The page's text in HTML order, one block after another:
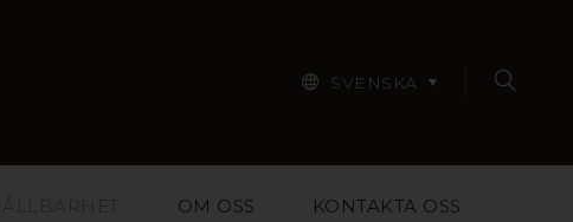
SVENSKA
OM OSS KONTAKTA OSS